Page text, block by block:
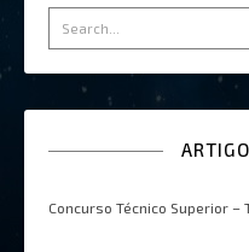
Concurso Técnico Superior –